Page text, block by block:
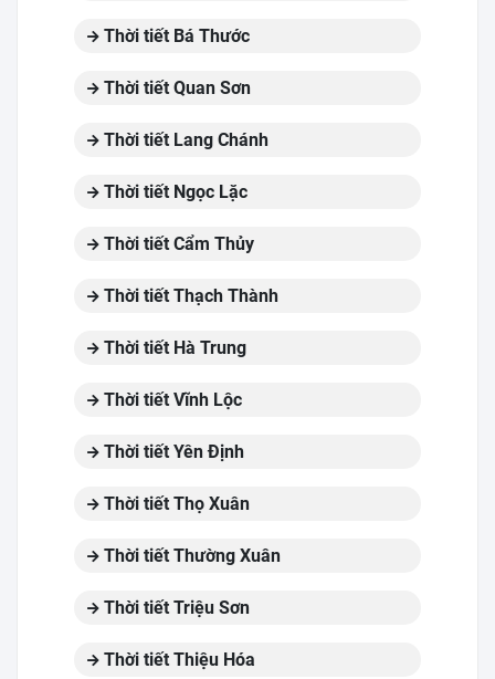
Thời tiết Bá Thước
Thời tiết Quan Sơn
Thời tiết Lang Chánh
Thời tiết Ngọc Lặc
Thời tiết Cẩm Thủy
Thời tiết Thạch Thành
Thời tiết Hà Trung
Thời tiết Vĩnh Lộc
Thời tiết Yên Định
Thời tiết Thọ Xuân
Thời tiết Thường Xuân
Thời tiết Triệu Sơn
Thời tiết Thiệu Hóa